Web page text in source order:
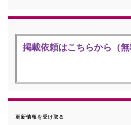
掲載依頼はこちらから（無
更新情報を受け取る